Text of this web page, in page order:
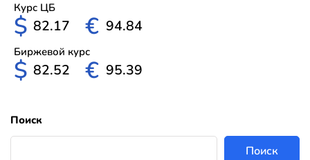
Курс ЦБ
$ 82.17 € 94.84
Биржевой курс
$ 82.52 € 95.39
Поиск
Поиск